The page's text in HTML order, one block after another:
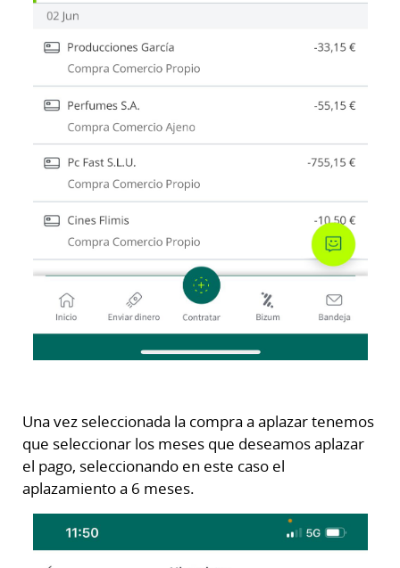
Una vez seleccionada la compra a aplazar tenemos
que seleccionar los meses que deseamos aplazar
el pago, seleccionando en este caso el
aplazamiento a 6 meses.